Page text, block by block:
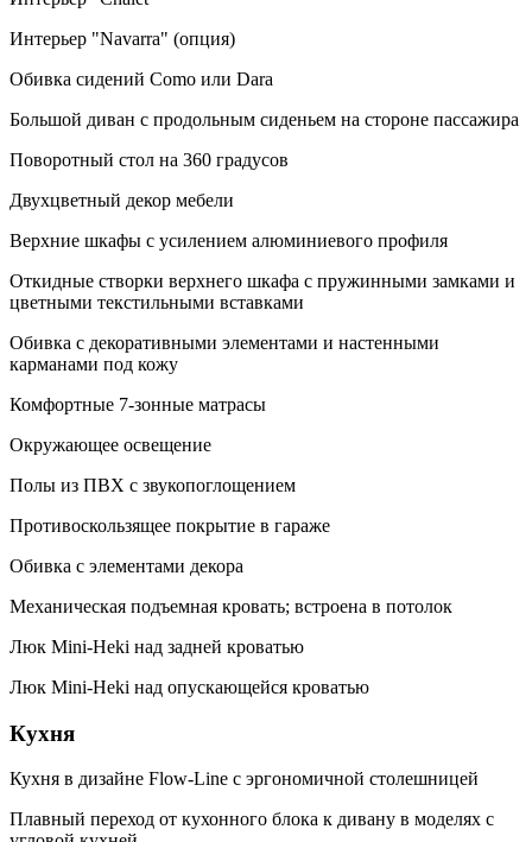
Интерьер "Navarra" (опция)
Обивка сидений Como или Dara
Большой диван с продольным сиденьем на стороне пассажира
Поворотный стол на 360 градусов
Двухцветный декор мебели
Верхние шкафы с усилением алюминиевого профиля
Откидные створки верхнего шкафа с пружинными замками и
цветными текстильными вставками
Обивка с декоративными элементами и настенными
карманами под кожу
Комфортные 7-зонные матрасы
Окружающее освещение
Полы из ПВХ с звукопоглощением
Противоскользящее покрытие в гараже
Обивка с элементами декора
Механическая подъемная кровать; встроена в потолок
Люк Mini-Heki над задней кроватью
Люк Mini-Heki над опускающейся кроватью
Кухня
Кухня в дизайне Flow-Line с эргономичной столешницей
Плавный переход от кухонного блока к дивану в моделях с